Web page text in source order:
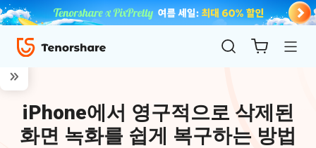
iPhone에서 영구적으로 삭제된
화면 녹화를 쉽게 복구하는 방법